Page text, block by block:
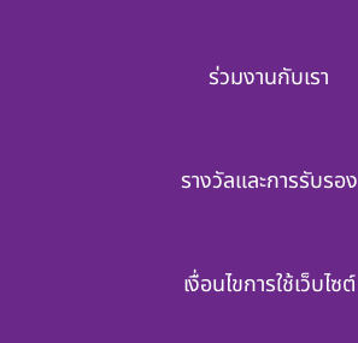
ร่วมงานกับเรา
รางวัลและการรับรอง
เงื่อนไขการใช้เว็บไซต์